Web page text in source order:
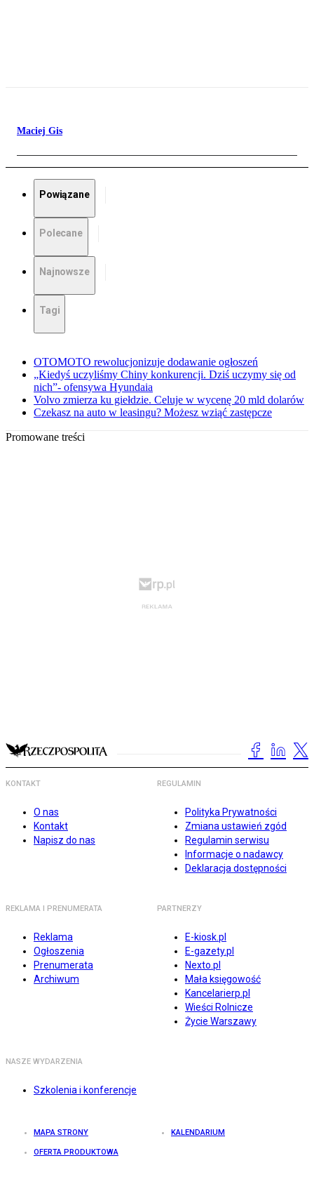
Maciej Gis
Powiązane
Polecane
Najnowsze
Tagi
OTOMOTO rewolucjonizuje dodawanie ogłoszeń
„Kiedyś uczyliśmy Chiny konkurencji. Dziś uczymy się od
nich”- ofensywa Hyundaia
Volvo zmierza ku giełdzie. Celuje w wycenę 20 mld dolarów
Czekasz na auto w leasingu? Możesz wziąć zastępcze
Promowane treści
KONTAKT
O nas
Kontakt
Napisz do nas
REGULAMIN
Polityka Prywatności
Zmiana ustawień zgód
Regulamin serwisu
Informacje o nadawcy
Deklaracja dostępności
REKLAMA I PRENUMERATA
Reklama
Ogłoszenia
Prenumerata
Archiwum
PARTNERZY
E-kiosk.pl
E-gazety.pl
Nexto.pl
Mała księgowość
Kancelarierp.pl
Wieści Rolnicze
Życie Warszawy
NASZE WYDARZENIA
Szkolenia i konferencje
MAPA STRONY KALENDARIUM
OFERTA PRODUKTOWA